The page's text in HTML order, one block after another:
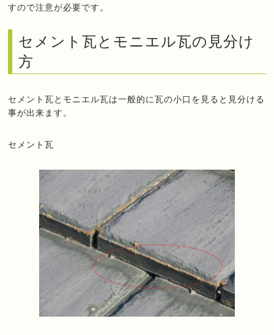
すので注意が必要です。
セメント瓦とモニエル瓦の見分け
方
セメント瓦とモニエル瓦は一般的に瓦の小口を見ると見分ける
事が出来ます。
セメント瓦